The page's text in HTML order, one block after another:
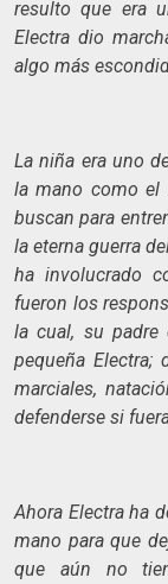
resulto que era
Electra dio
algo más
La niña era uno
la mano como el
buscan para
la eterna guerra
ha involucrado
fueron los
la cual, su padre
pequeña Electra;
marciales,
defenderse si
Ahora Electra ha
mano para que
que aún no